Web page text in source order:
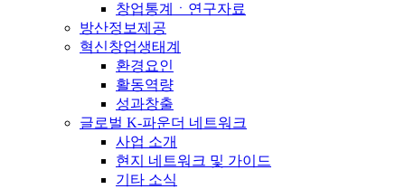
창업통계ㆍ연구자료
방산정보제공
혁신창업생태계
환경요인
활동역량
성과창출
글로벌 K-파운더 네트워크
사업 소개
현지 네트워크 및 가이드
기타 소식